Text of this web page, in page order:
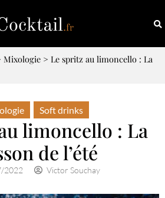
Mixologie > Le spritz au limoncello : La
Soft drinks
limoncello : La
de l’été
2022 Victor Souchay